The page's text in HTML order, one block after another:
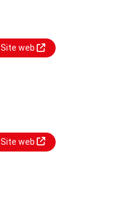
Site web
Site web